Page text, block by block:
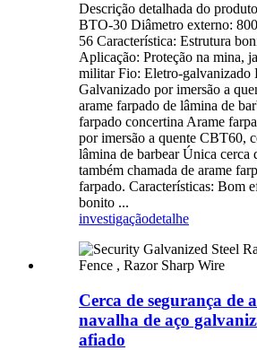
Descrição detalhada do
BTO-30 Diâmetro externo:
56 Característica: Estrutura
Aplicação: Proteção na mina,
militar Fio: Eletro-galvanizado
Galvanizado por imersão a
arame farpado de lâmina de
farpado concertina Arame
por imersão a quente CBT60,
lâmina de barbear Única cerca
também chamada de arame
farpado. Características: Bom
bonito ...
investigaçãodetalhe
Cerca de segurança de
navalha de aço
afiado